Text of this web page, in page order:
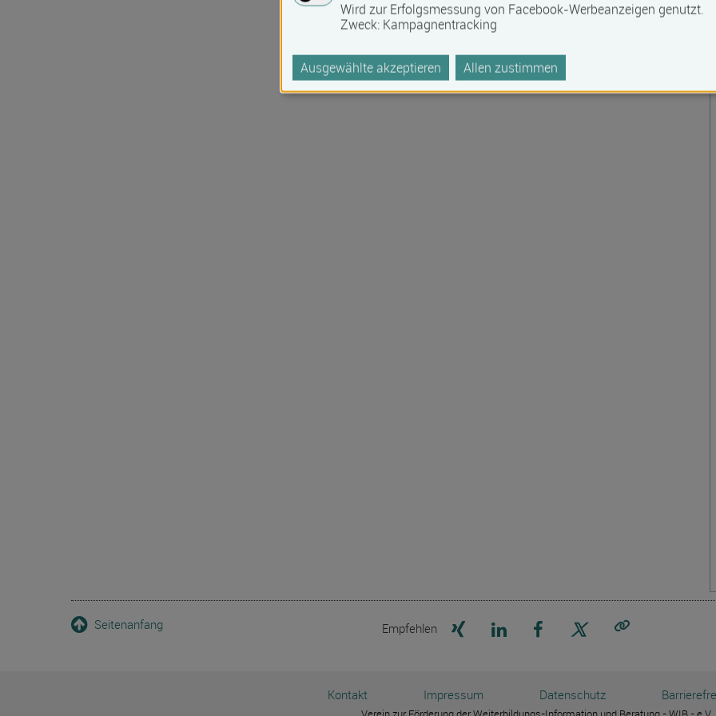
Seitenanfang Empfehlen Seite auf Xing teilen
Seite auf LinkedIn teilen
Seite auf Facebook teilen
Seite auf X teilen
Kontakt Impressum Datenschutz
Wird zur Erfolgsmessung von Facebook-Werbeanzeigen genutzt.
Zweck: Kampagnentracking
Ausgewählte akzeptieren Allen zustimmen